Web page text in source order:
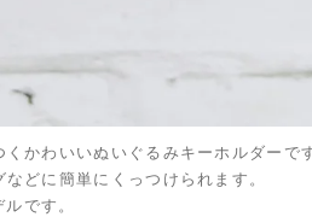
かわいいぬいぐるみキーホルダー
どに簡単にくっつけられます。
です。